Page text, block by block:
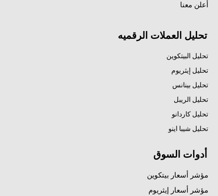
أعلن معنا
تحليل العملات الرقميه
تحليل البيتكوين
تحليل إيثريوم
تحليل بينانس
تحليل الريبل
تحليل كاردانو
تحليل شيبا اينو
أدوات السوق
مؤشر أسعار بيتكوين
مؤشر أسعار إيثريوم